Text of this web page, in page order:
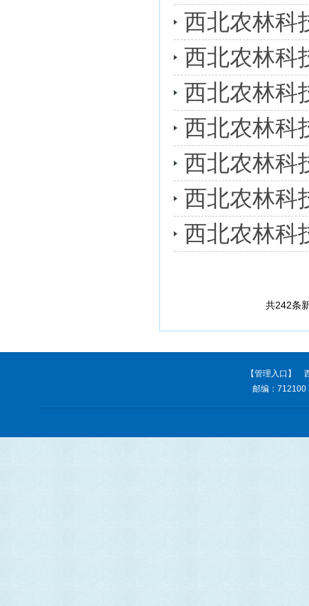
西北农林科
西北农林科
西北农林科
西北农林科
西北农林科
西北农林科
西北农林科
共242条
【管理入口】
邮编：712100